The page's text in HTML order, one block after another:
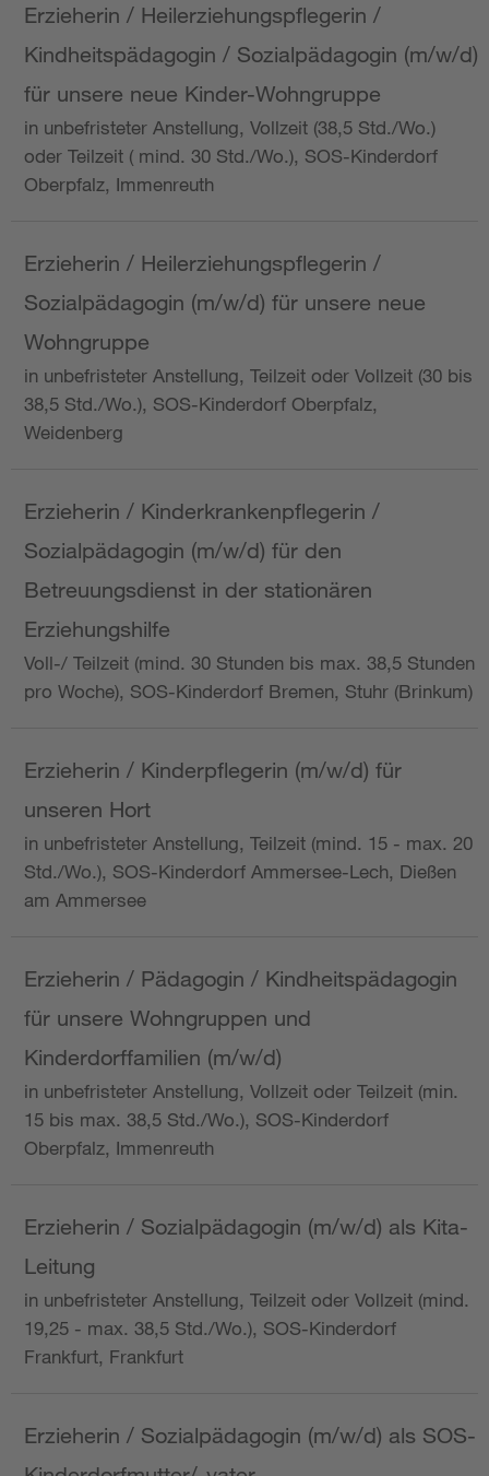
Erzieherin / Heilerziehungspflegerin /
Kindheitspädagogin / Sozialpädagogin (m/w/d)
für unsere neue Kinder-Wohngruppe
in unbefristeter Anstellung, Vollzeit (38,5 Std./Wo.)
oder Teilzeit ( mind. 30 Std./Wo.), SOS-Kinderdorf
Oberpfalz, Immenreuth
Erzieherin / Heilerziehungspflegerin /
Sozialpädagogin (m/w/d) für unsere neue
Wohngruppe
in unbefristeter Anstellung, Teilzeit oder Vollzeit (30 bis
38,5 Std./Wo.), SOS-Kinderdorf Oberpfalz,
Weidenberg
Erzieherin / Kinderkrankenpflegerin /
Sozialpädagogin (m/w/d) für den
Betreuungsdienst in der stationären
Erziehungshilfe
Voll-/ Teilzeit (mind. 30 Stunden bis max. 38,5 Stunden
pro Woche), SOS-Kinderdorf Bremen, Stuhr (Brinkum)
Erzieherin / Kinderpflegerin (m/w/d) für
unseren Hort
in unbefristeter Anstellung, Teilzeit (mind. 15 - max. 20
Std./Wo.), SOS-Kinderdorf Ammersee-Lech, Dießen
am Ammersee
Erzieherin / Pädagogin / Kindheitspädagogin
für unsere Wohngruppen und
Kinderdorffamilien (m/w/d)
in unbefristeter Anstellung, Vollzeit oder Teilzeit (min.
15 bis max. 38,5 Std./Wo.), SOS-Kinderdorf
Oberpfalz, Immenreuth
Erzieherin / Sozialpädagogin (m/w/d) als Kita-
Leitung
in unbefristeter Anstellung, Teilzeit oder Vollzeit (mind.
19,25 - max. 38,5 Std./Wo.), SOS-Kinderdorf
Frankfurt, Frankfurt
Erzieherin / Sozialpädagogin (m/w/d) als SOS-